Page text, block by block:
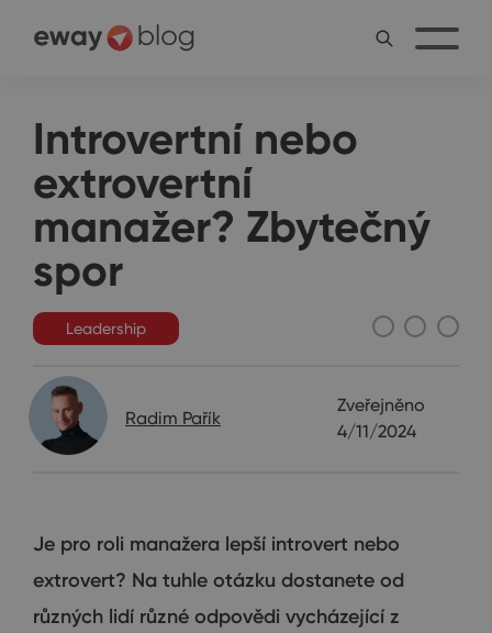
Introvertní nebo
extrovertní
manažer? Zbytečný
spor
Leadership
Radim Pařík
Zveřejněno
4/11/2024
Je pro roli manažera lepší introvert nebo
extrovert? Na tuhle otázku dostanete od
různých lidí různé odpovědi vycházející z